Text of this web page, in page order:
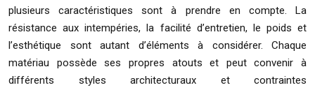
plusieurs caractéristiques sont à prendre en compte. La
résistance aux intempéries, la facilité d’entretien, le poids et
l’esthétique sont autant d’éléments à considérer. Chaque
matériau possède ses propres atouts et peut convenir à
différents styles architecturaux et contraintes